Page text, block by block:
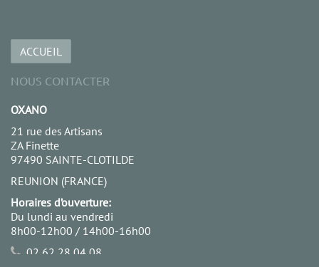
ACCUEIL
NOUS CONTACTER
OXANO
21 rue des Artisans
ZA Finette
97490 SAINTE-CLOTILDE
REUNION (FRANCE)
Horaires d’ouverture:
Du lundi au vendredi
8h00-12h00 / 14h00-16h00
02 62 28 04 08